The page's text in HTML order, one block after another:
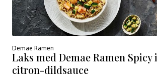
Demae Ramen
Laks med Demae Ramen Spicy i
citron-dildsauce